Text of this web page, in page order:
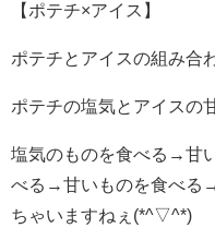
【ポテチ×アイス】
ポテチとアイスの組み合
ポテチの塩気とアイスの
塩気のものを食べる→甘
べる→甘いものを食べる
ちゃいますねぇ(*^▽^*)